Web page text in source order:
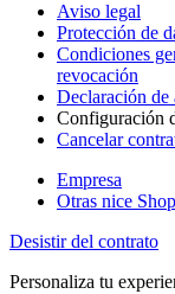
Aviso legal
Protección de
Condiciones
revocación
Declaración de
Configuración
Cancelar
Empresa
Otras nice
Desistir del contrato
Personaliza tu